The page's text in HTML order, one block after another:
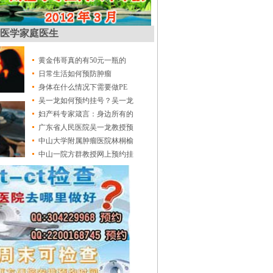
学家庭医生
黄金伟哥真的有50元一瓶的
日常生活如何预防肿瘤
身体在什么情况下需要做PE
吴一龙如何预约挂号？吴一龙
妇产科专家箴言：身边所有的
广东省人民医院吴一龙教授预
中山大学附属肿瘤医院林桐榆
中山一院方群教授网上预约挂